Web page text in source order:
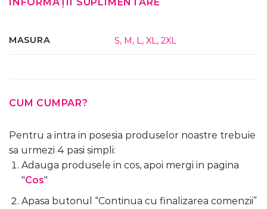
MASURA S, M, L,XL,2XL
CUM CUMPAR?
Pentru a intra in posesia produselor noastre trebuie
sa urmezi 4 pasi simpli:
Adauga produsele in cos, apoi mergi in pagina
"Cos"
Apasa butonul “Continua cu finalizarea comenzii”